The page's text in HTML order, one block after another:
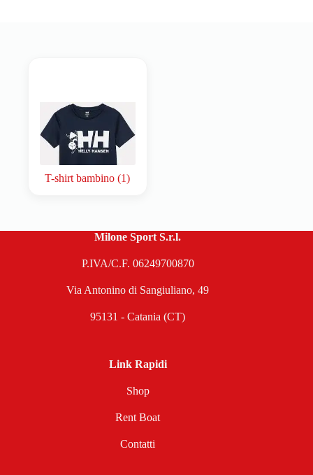
T-shirt bambino(1)
Milone Sport S.r.l.
P.IVA/C.F. 06249700870
Via Antonino di Sangiuliano, 49
95131 - Catania (CT)
Link Rapidi
Shop
Rent Boat
Contatti